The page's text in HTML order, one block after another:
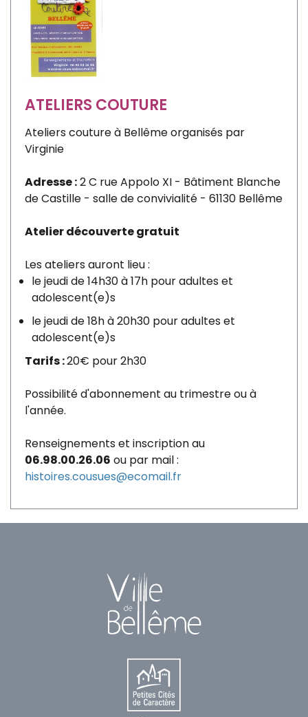
ATELIERS COUTURE
Ateliers couture à Bellême organisés par
Virginie
Adresse :2 C rue Appolo XI - Bâtiment Blanche
de Castille - salle de convivialité - 61130 Bellême
Atelier découverte gratuit
Les ateliers auront lieu :
le jeudi de 14h30 à 17h pour adultes et
adolescent(e)s
le jeudi de 18h à 20h30 pour adultes et
adolescent(e)s
Tarifs :20€ pour 2h30
Possibilité d'abonnement au trimestre ou à
l'année.
Renseignements et inscription au
06.98.00.26.06 ou par mail :
histoires.cousues@ecomail.fr